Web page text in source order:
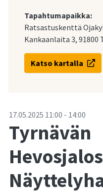
Tapahtumapaikka:
Ratsastuskenttä
Kankaanlaita 3, 91800
Katso kartalla
-17.05.2025 11:00 - 14:00
Tyrnävän